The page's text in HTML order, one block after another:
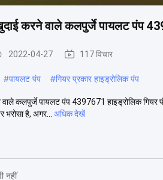
करने वाले कलपुर्जे पायलट पंप
2022-04-27 117 विचार
#पायलट पंप #गियर प्रकार हाइड्रोलिक पंप
कलपुर्जे पायलट पंप 4397671 हाइड्रोलिक गियर
है, अगर...
अधिक देखें
नहीं